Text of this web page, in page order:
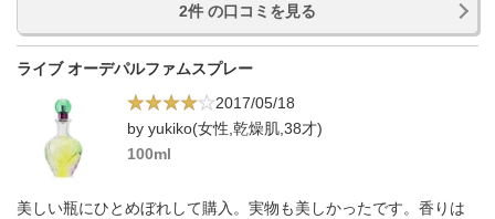
2件 の口コミを見る
ライブ オーデパルファムスプレー
2017/05/18
by yukiko(女性,乾燥肌,38才)
100ml
美しい瓶にひとめぼれして購入。実物も美しかったです。香りは